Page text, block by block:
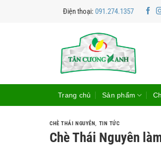
Điện thoại: 091.274.1357
Trang chủ Sản phẩm
CHÈ THÁI NGUYÊN, TIN TỨC
Chè Thái Nguyên